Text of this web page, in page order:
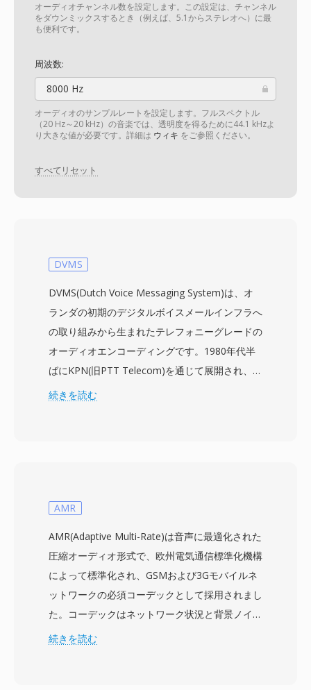
オーディオチャンネル数を設定します。この設定は、チャンネル
をダウンミックスするとき（例えば、5.1からステレオへ）に最
も便利です。
周波数:
8000 Hz
オーディオのサンプルレートを設定します。フルスペクトル
（20 Hz～20 kHz）の音楽では、透明度を得るために44.1 kHzよ
り大きな値が必要です。詳細は ウィキ をご参照ください。
すべてリセット
DVMS
DVMS(Dutch Voice Messaging System)は、オ
ランダの初期のデジタルボイスメールインフラへ
の取り組みから生まれたテレフォニーグレードの
オーディオエンコーディングです。1980年代半
ばにKPN(旧PTT Telecom)を通じて展開され、こ
の形式はモノラルの音声データを狭い8 kHzサン
えます。各ファイルにはサンプルレート、圧縮タ
ッダーがあり、初期のPBXやボイスメールシステ
ムでの自動ルーティングを簡単にしました。
DVMSはオランダのテレコム界の外では普及しま
せんでしたが、欧州のキャリアが後のボイスメッ
セージングプロトコルを設計する方法に影響を与
えました。SoXやいくつかのレガシーテレフォニ
続きを読む
AMR
AMR(Adaptive Multi-Rate)は音声に最適化された
圧縮オーディオ形式で、欧州電気通信標準化機構
によって標準化され、GSMおよび3Gモバイルネ
ットワークの必須コーデックとして採用されまし
た。コーデックはネットワーク状況と背景ノイズ
レベルに応じて、4.75から12.2 kbpsまでの8つの
続きを読む